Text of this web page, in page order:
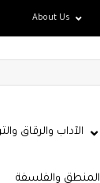
About Us
الآداب والرقاق
المنطق والفلسفة